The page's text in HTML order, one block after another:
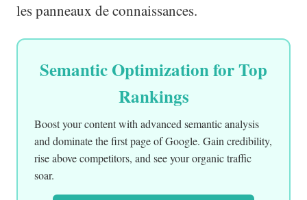
les panneaux de connaissances.
Semantic Optimization for Top
Rankings
Boost your content with advanced semantic analysis
and dominate the first page of Google. Gain credibility,
rise above competitors, and see your organic traffic
soar.